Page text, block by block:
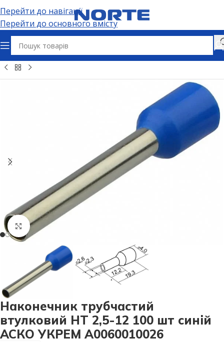
Перейти до навігації
Перейти до основного вмісту
провідникова продукція Наконечники кабельні
Натисніть, щоб збільшити
Наконечник трубчастий
втулковий НТ 2,5-12 100 шт синій
АСКО УКРЕМ A0060010026